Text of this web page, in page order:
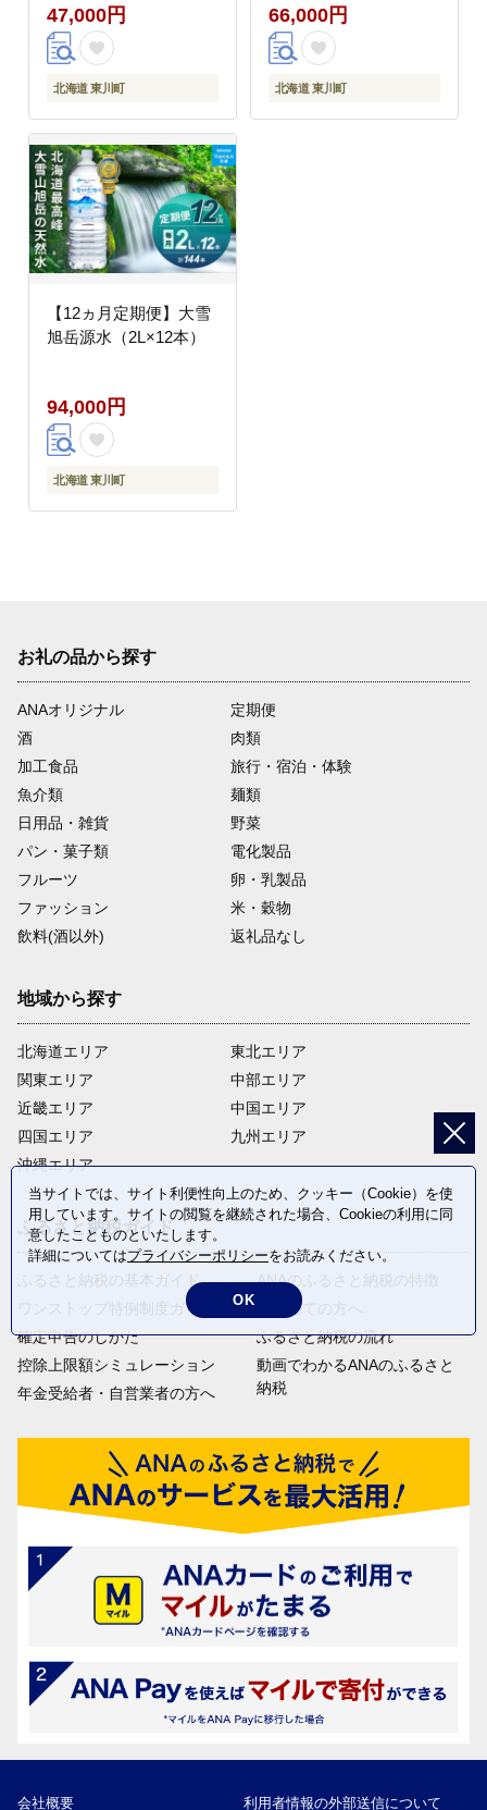
47,000円
北海道 東川町
66,000円
北海道 東川町
【12ヵ月定期便】大雪
旭岳源水（2L×12本）
94,000円
北海道 東川町
お礼の品から探す
ANAオリジナル
定期便
酒
肉類
加工食品
旅行・宿泊・体験
魚介類
麺類
日用品・雑貨
野菜
パン・菓子類
電化製品
フルーツ
卵・乳製品
ファッション
米・穀物
飲料(酒以外)
返礼品なし
地域から探す
北海道エリア
関東エリア
近畿エリア
四国エリア
沖縄エリア
東北エリア
中部エリア
中国エリア
九州エリア
ふるさと納税ガイド
ふるさと納税の基本ガイド
ワンストップ特例制度ガイド
確定申告のしかた
控除上限額シミュレーション
年金受給者・自営業者の方へ
ANAのふるさと納税の特徴
はじめての方へ
ふるさと納税の流れ
動画でわかるANAのふるさと
納税
会社概要 利用者情報の外部送信について
当サイトでは、サイト利便性向上のため、クッキー（Cookie）を使
用しています。サイトの閲覧を継続された場合、Cookieの利用に同
意したことものといたします。
詳細についてはプライバシーポリシーをお読みください。
OK